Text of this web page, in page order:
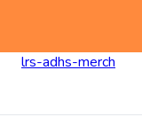
lrs-adhs-merch